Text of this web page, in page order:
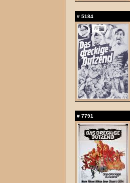
# 5184
# 7791